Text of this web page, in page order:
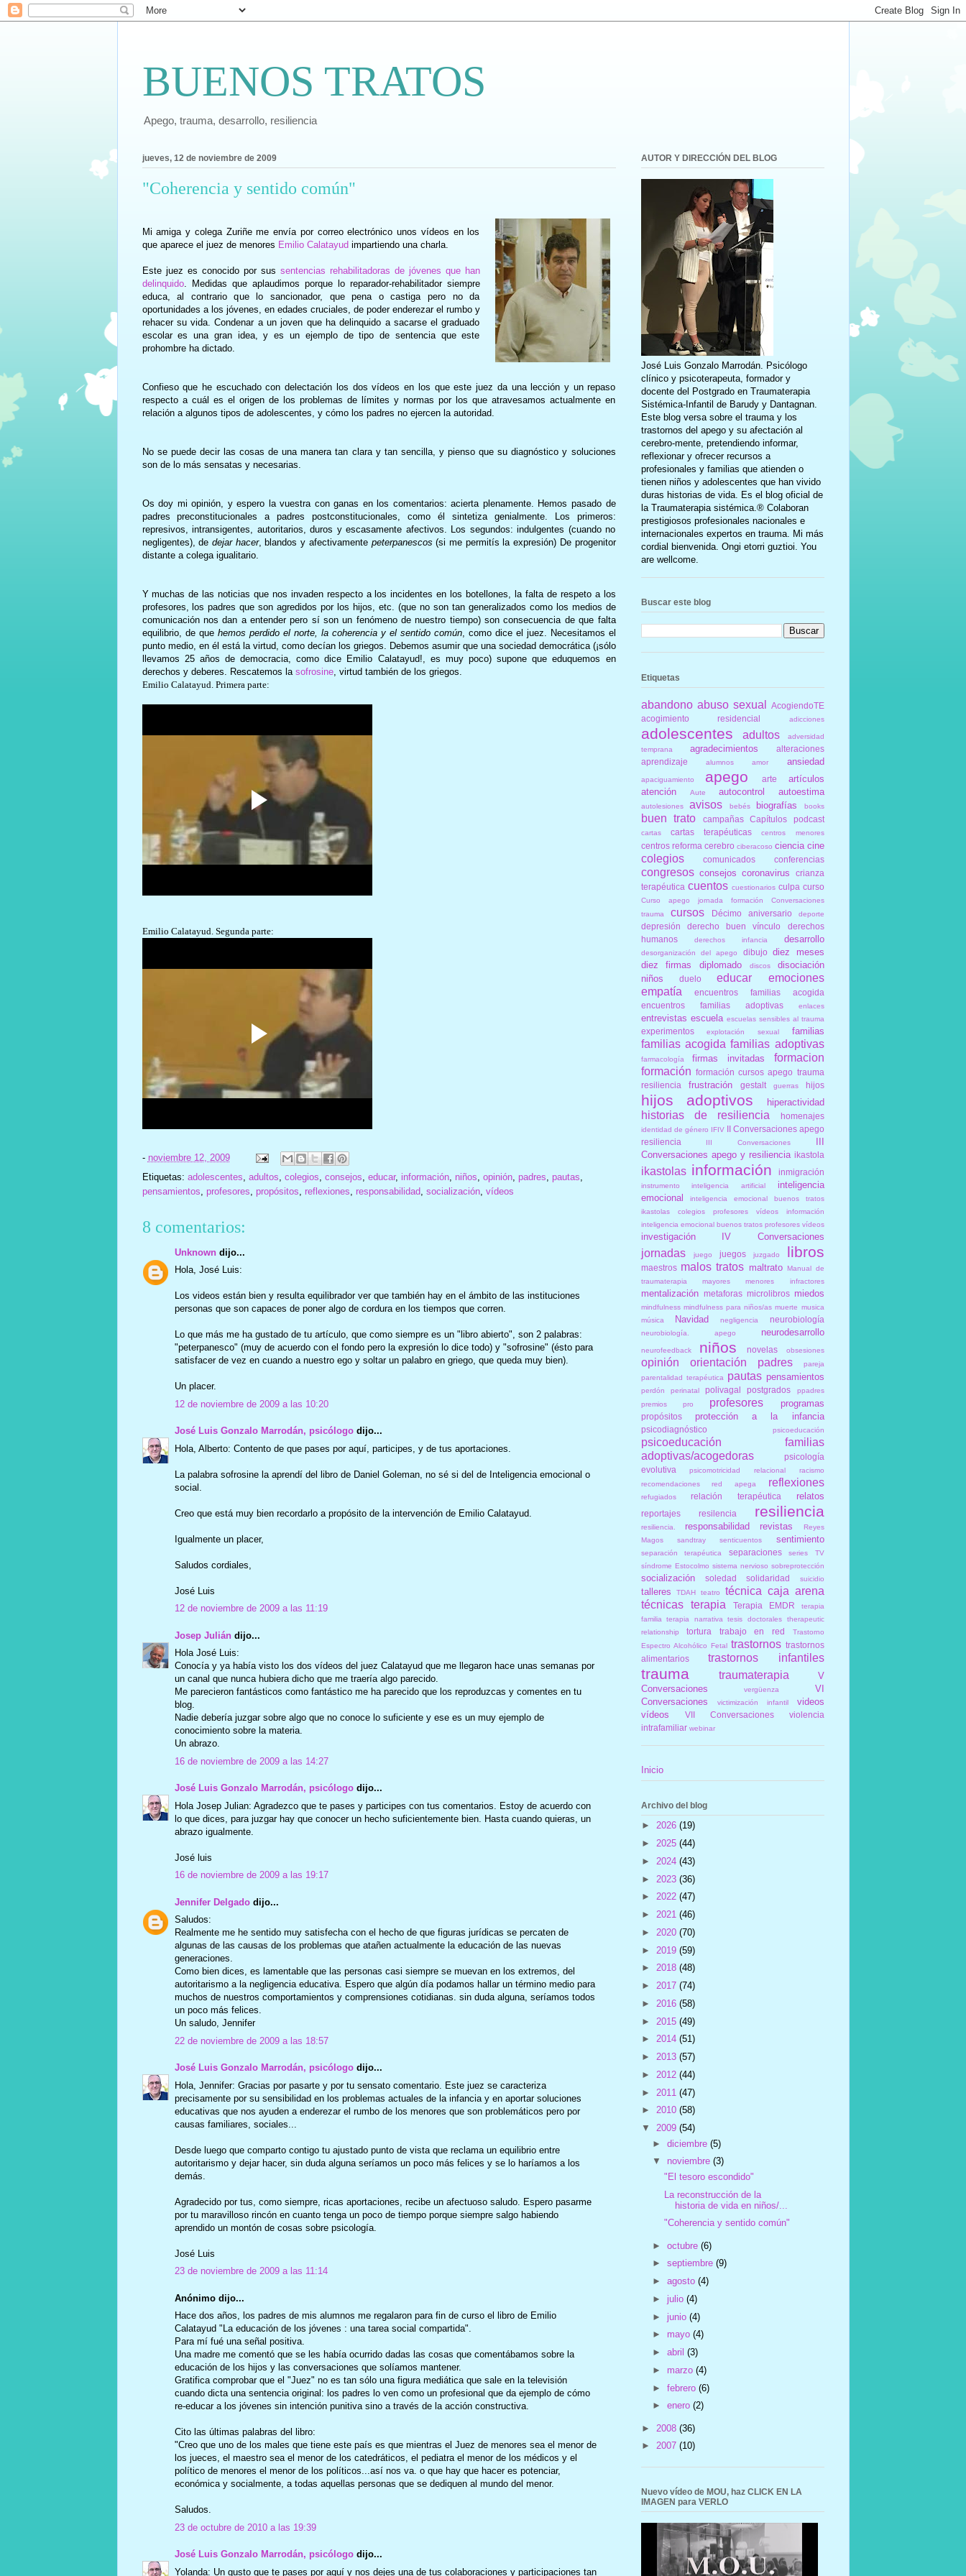
BUENOS TRATOS
Apego, trauma, desarrollo, resiliencia
jueves, 12 de noviembre de 2009
"Coherencia y sentido común"
Mi amiga y colega Zuriñe me envía por correo electrónico unos vídeos en los
que aparece el juez de menores Emilio Calatayud impartiendo una charla.
Este juez es conocido por sus sentencias rehabilitadoras de jóvenes que han
delinquido. Medidas que aplaudimos porque lo reparador-rehabilitador siempre
educa, al contrario que lo sancionador, que pena o castiga pero no da
oportunidades a los jóvenes, en edades cruciales, de poder enderezar el rumbo y
rehacer su vida. Condenar a un joven que ha delinquido a sacarse el graduado
escolar es una gran idea, y es un ejemplo de tipo de sentencia que este
prohombre ha dictado.
Confieso que he escuchado con delectación los dos vídeos en los que este juez da una lección y un repaso
respecto a cuál es el origen de los problemas de límites y normas por los que atravesamos actualmente en
relación a algunos tipos de adolescentes, y cómo los padres no ejercen la autoridad.
No se puede decir las cosas de una manera tan clara y tan sencilla, y pienso que su diagnóstico y soluciones
son de lo más sensatas y necesarias.
Os doy mi opinión, y espero la vuestra con ganas en los comentarios: acierta plenamente. Hemos pasado de
padres preconstitucionales a padres postconstitucionales, como él sintetiza genialmente. Los primeros:
represivos, intransigentes, autoritarios, duros y escasamente afectivos. Los segundos: indulgentes (cuando no
negligentes), de dejar hacer, blandos y afectivamente peterpanescos (si me permitís la expresión) De progenitor
distante a colega igualitario.
Y muchas de las noticias que nos invaden respecto a los incidentes en los botellones, la falta de respeto a los
profesores, los padres que son agredidos por los hijos, etc. (que no son tan generalizados como los medios de
comunicación nos dan a entender pero sí son un fenómeno de nuestro tiempo) son consecuencia de que falta
equilibrio, de que hemos perdido el norte, la coherencia y el sentido común, como dice el juez. Necesitamos el
punto medio, en él está la virtud, como decían los griegos. Debemos asumir que una sociedad democrática (¡sólo
llevamos 25 años de democracia, como dice Emilio Calatayud!, es muy poco) supone que eduquemos en
derechos y deberes. Rescatemos la sofrosine, virtud también de los griegos.
Emilio Calatayud. Primera parte:
Emilio Calatayud. Segunda parte:
- noviembre 12, 2009
Etiquetas: adolescentes adultos colegios consejos educar, información, niños opinión, padres pautas
pensamientos profesores propósitos reflexiones responsabilidad, socialización, vídeos
8 comentarios:
Unknowndijo...
Hola, José Luis:
Los videos están bien y resulta equilibrador ver que también hay en el ámbito de las instituciones
personas que son capaces de poner algo de cordura en los tiempos que corren.
Lo que más me ha gustado de tu artículo, que como siempre es un "libro abierto", son 2 palabras:
"peterpanesco" (muy de acuerdo con el fondo pero la expresión lo dice todo) y "sofrosine" (ésto para
satisfacer de vez en cuando a nuestro ego y soltar un palabro en griego, que queda muy bien).
Un placer.
12 de noviembre de 2009 a las 10:20
José Luis Gonzalo Marrodán, psicólogodijo...
Hola, Alberto: Contento de que pases por aquí, participes, y de tus aportaciones.
La palabra sofrosine la aprendí del libro de Daniel Goleman, no sé si del de Inteligencia emocional o
social.
Creo que está muy bien recordarlo a propósito de la intervención de Emilio Calatayud.
Igualmente un placer,
Saludos cordiales,
José Luis
12 de noviembre de 2009 a las 11:19
Josep Juliándijo...
Hola José Luis:
Conocía y ya había visto los dos vídeos del juez Calatayud que me llegaron hace unas semanas por
un canal que nunca hubiera dicho que me traería algo parecido.
Me parecieron fantásticos como fantástico me ha parecido que los reproduzcas y comentes en tu
blog.
Nadie debería juzgar sobre algo que no conoce lo suficiente y ese es un muy ejemplo de
conocimiento sobre la materia.
Un abrazo.
16 de noviembre de 2009 a las 14:27
José Luis Gonzalo Marrodán, psicólogodijo...
Hola Josep Julian: Agradezco que te pases y participes con tus comentarios. Estoy de acuerdo con
lo que dices, para juzgar hay que conocer un hecho suficientemente bien. Hasta cuando quieras, un
abrazo igualmente.
José luis
16 de noviembre de 2009 a las 19:17
Jennifer Delgadodijo...
Saludos:
Realmente me he sentido muy satisfecha con el hecho de que figuras jurídicas se percaten de
algunas de las causas de los problemas que atañen actualmente la educación de las nuevas
generaciones.
Como bien dices, es lamentable que las personas casi siempre se muevan en los extremos, del
autoritarismo a la negligencia educativa. Espero que algún día podamos hallar un término medio para
muchos de nuestros comportamientos y comprensiones cotidianas. sin duda alguna, seríamos todos
un poco más felices.
Un saludo, Jennifer
22 de noviembre de 2009 a las 18:57
José Luis Gonzalo Marrodán, psicólogodijo...
Hola, Jennifer: Gracias por pasarte y por tu sensato comentario. Este juez se caracteriza
precisamente por su sensibilidad en los problemas actuales de la infancia y en aportar soluciones
educativas que nos ayuden a enderezar el rumbo de los menores que son problemáticos pero por
causas familiares, sociales...
Desde luego que comparto contigo tu ajustado punto de vista que reclama un equilibrio entre
autoritarismo y dejar hacer, sin duda alguna seríamos un poco más felices y se lo haríamos a los
demás.
Agradecido por tus, como siempre, ricas aportaciones, recibe un afectuoso saludo. Espero pasarme
por tu maravilloso rincón en cuanto tenga un poco de tiempo porque siempre salgo habiendo
aprendido un montón de cosas sobre psicología.
José Luis
23 de noviembre de 2009 a las 11:14
Anónimo dijo...
Hace dos años, los padres de mis alumnos me regalaron para fin de curso el libro de Emilio
Calatayud "La educación de los jóvenes : una tarea social compartida".
Para mí fué una señal positiva.
Una madre me comentó que se les había ocurrido dadas las cosas que comentábamos sobre la
educación de los hijos y las conversaciones que solíamos mantener.
Gratifica comprobar que el "Juez" no es tan sólo una figura mediática que sale en la televisión
cuando dicta una sentencia original: los padres lo ven como un profesional que da ejemplo de cómo
re-educar a los jóvenes sin intención punitiva sino a través de la acción constructiva.
Cito las últimas palabras del libro:
"Creo que uno de los males que tiene este país es que mientras el Juez de menores sea el menor de
los jueces, el maestro sea el menor de los catedráticos, el pediatra el menor de los médicos y el
político de menores el menor de los políticos...así nos va. o que hay que hacer es potenciar,
económica y socialmente, a todas aquellas personas que se dediquen al mundo del menor.
Saludos.
23 de octubre de 2010 a las 19:39
José Luis Gonzalo Marrodán, psicólogodijo...
Yolanda: Un gusto que te pases por aquí y nos dejes una de tus colaboraciones y participaciones tan
AUTOR Y DIRECCIÓN DEL BLOG
José Luis Gonzalo Marrodán. Psicólogo
clínico y psicoterapeuta, formador y
docente del Postgrado en Traumaterapia
Sistémica-Infantil de Barudy y Dantagnan.
Este blog versa sobre el trauma y los
trastornos del apego y su afectación al
cerebro-mente, pretendiendo informar,
reflexionar y ofrecer recursos a
profesionales y familias que atienden o
tienen niños y adolescentes que han vivido
duras historias de vida. Es el blog oficial de
la Traumaterapia sistémica.® Colaboran
prestigiosos profesionales nacionales e
internacionales expertos en trauma. Mi más
cordial bienvenida. Ongi etorri guztioi. You
are wellcome.
Buscar este blog
Etiquetas
abandono abuso sexual
AcogiendoTE
acogimiento residencial
adicciones
adolescentes adultos
adversidad
temprana
agradecimientos
alteraciones
aprendizaje
alumnos amor ansiedad
apaciguamiento apego arte
artículos
atención
Aute autocontrol autoestima
autolesiones avisos bebés biografías books
buen trato campañas Capítulos podcast
cartas cartas terapéuticas centros menores
centros reforma cerebro ciberacoso ciencia cine
colegios comunicados conferencias
congresos consejos coronavirus
crianza
terapéutica cuentos cuestionarios culpa curso
Curso apego jornada formación Conversaciones
trauma
cursos Décimo aniversario deporte
depresión derecho buen vínculo
derechos
humanos
derechos infancia desarrollo
desorganización del apego dibujo diez meses
diez firmas
diplomado discos
disociación
niños
duelo educar
emociones
empatía
encuentros familias acogida
encuentros familias adoptivas
enlaces
entrevistas escuela escuelas sensibles al trauma
experimentos explotación sexual familias
familias acogida familias adoptivas
farmacología firmas invitadas
formacion
formación formación cursos apego trauma
resiliencia
frustración gestalt guerras hijos
hijos adoptivos hiperactividad
historias de resiliencia homenajes
identidad de género IFIV II Conversaciones apego
resiliencia
III Conversaciones
III
Conversaciones apego y resiliencia ikastola
ikastolas información inmigración
instrumento inteligencia artificial
inteligencia
emocional
inteligencia emocional buenos tratos
ikastolas colegios profesores vídeos información
inteligencia emocional buenos tratos profesores vídeos
investigación IV Conversaciones
jornadas juego juegos juzgado libros
maestros malos tratos maltrato Manual de
traumaterapia
mayores menores infractores
mentalización metaforas microlibros miedos
mindfulness mindfulness para niños/as muerte musica
música
Navidad negligencia neurobiología
neurobiología. apego neurodesarrollo
neurofeedback niños novelas obsesiones
opinión orientación padres
pareja
parentalidad terapéutica
pautas pensamientos
perdón perinatal polivagal postgrados
ppadres
premios
pro profesores programas
propósitos protección a la infancia
psicodiagnóstico psicoeducación
psicoeducación familias
adoptivas/acogedoras
psicología
evolutiva
psicomotricidad relacional
racismo
recomendaciones
red apega reflexiones
refugiados relación terapéutica relatos
reportajes resilencia resiliencia
resiliencia. responsabilidad revistas
Reyes
Magos
sandtray senticuentos sentimiento
separación terapéutica separaciones
series TV
síndrome Estocolmo sistema nervioso sobreprotección
socialización soledad solidaridad suicidio
talleres TDAH teatro
técnica caja arena
técnicas
terapia Terapia EMDR
terapia
familia
terapia narrativa tesis doctorales
therapeutic
relationship
tortura trabajo en red
Trastorno
Espectro Alcohólico Fetal trastornos trastornos
alimentarios
trastornos infantiles
trauma traumaterapia
V
Conversaciones
vergüenza
VI
Conversaciones
victimización infantil
videos
vídeos
VII Conversaciones
violencia
intrafamiliar webinar
Inicio
Archivo del blog
► 2026 (19)
► 2025 (44)
► 2024 (43)
► 2023 (36)
► 2022 (47)
► 2021 (46)
► 2020 (70)
► 2019 (59)
► 2018 (48)
► 2017 (74)
► 2016 (58)
► 2015 (49)
► 2014 (51)
► 2013 (57)
► 2012 (44)
► 2011 (47)
► 2010 (58)
▼ 2009 (54)
►diciembre(5)
▼ noviembre(3)
"El tesoro escondido"
La reconstrucción de la
historia de vida en niños/...
"Coherencia y sentido común"
►octubre(6)
►septiembre(9)
►agosto(4)
►julio(4)
►junio(4)
► mayo(4)
►abril(3)
► marzo(4)
►febrero(6)
►enero(2)
► 2008 (36)
► 2007 (10)
Nuevo vídeo de MOU, haz CLICK EN LA
IMAGEN para VERLO